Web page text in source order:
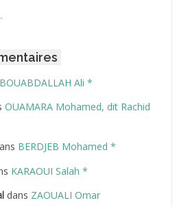
BOUABDALLAH Ali *
OUAMARA Mohamed, dit Rachid
BERDJEB Mohamed *
KARAOUI Salah *
dans ZAOUALI Omar